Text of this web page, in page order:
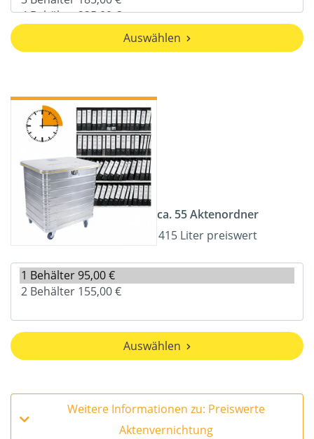
Auswählen
ca. 55 Aktenordner
415 Liter preiswert
Auswählen
Weitere Informationen zu: Preiswerte
Aktenvernichtung